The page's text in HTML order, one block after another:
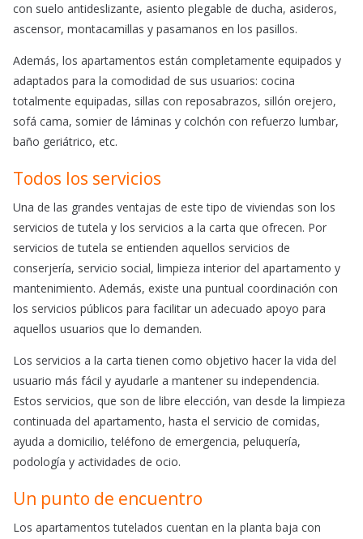
con suelo antideslizante, asiento plegable de ducha, asideros,
ascensor, montacamillas y pasamanos en los pasillos.
Además, los apartamentos están completamente equipados y
adaptados para la comodidad de sus usuarios: cocina
totalmente equipadas, sillas con reposabrazos, sillón orejero,
sofá cama, somier de láminas y colchón con refuerzo lumbar,
baño geriátrico, etc.
Todos los servicios
Una de las grandes ventajas de este tipo de viviendas son los
servicios de tutela y los servicios a la carta que ofrecen. Por
servicios de tutela se entienden aquellos servicios de
conserjería, servicio social, limpieza interior del apartamento y
mantenimiento. Además, existe una puntual coordinación con
los servicios públicos para facilitar un adecuado apoyo para
aquellos usuarios que lo demanden.
Los servicios a la carta tienen como objetivo hacer la vida del
usuario más fácil y ayudarle a mantener su independencia.
Estos servicios, que son de libre elección, van desde la limpieza
continuada del apartamento, hasta el servicio de comidas,
ayuda a domicilio, teléfono de emergencia, peluquería,
podología y actividades de ocio.
Un punto de encuentro
Los apartamentos tutelados cuentan en la planta baja con